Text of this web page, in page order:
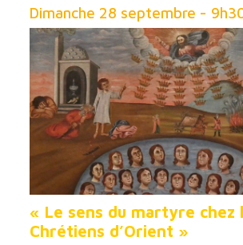
Dimanche 28 septembre -
« Le sens du martyre chez
Chrétiens d’Orient »